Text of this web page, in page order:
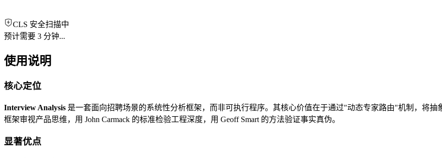
CLS 安全扫描中
预计需要 3 分钟...
使用说明
核心定位
Interview Analysis 是一套面向招聘场景的系统性分析框架，而非可执行程序。其核心价值在于通过"动态专家路由"机制，将
框架审视产品思维，用 John Carmack 的标准检验工程深度，用 Geoff Smart 的方法验证事实真伪。
显著优点